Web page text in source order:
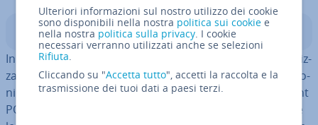
Indice
In un file PST (Personal Storage Table) vengono me­mo­riz­
za­ti in locale e-mail, contatti, calendari e altre in­for­ma­zio­
ni. Serve prin­ci­pal­men­te come file di backup per account
POP o per l’ar­chi­via­zio­ne quando si desidera al­leg­ge­ri­re
Ulteriori informazioni sul nostro utilizzo dei cookie
sono disponibili nella nostra politica sui cookie e
nella nostra politica sulla privacy. I cookie
necessari verranno utilizzati anche se selezioni
Rifiuta.
Cliccando su "Accetta tutto", accetti la raccolta e la
trasmissione dei tuoi dati a paesi terzi.